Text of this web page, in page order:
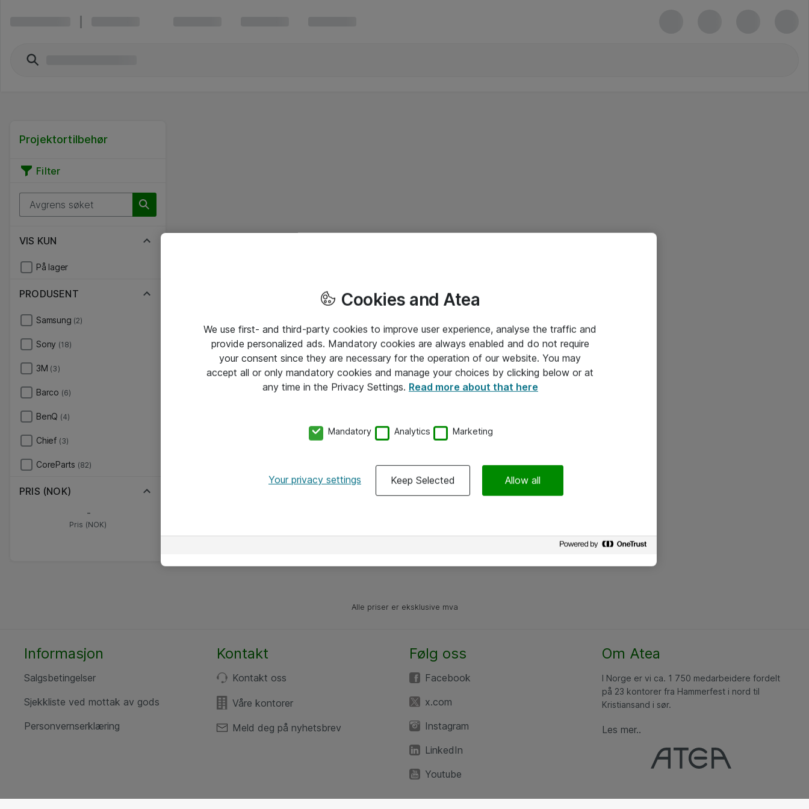
Projektortilbehør
Filter
VIS KUN
På lager
PRODUSENT
Samsung (2)
Sony (18)
3M (3)
Barco (6)
BenQ (4)
Chief (3)
CoreParts (82)
PRIS (NOK)
-
Pris (NOK)
Alle priser er eksklusive mva
Informasjon
Salgsbetingelser
Sjekkliste ved mottak av gods
Personvernserklæring
Kontakt
Kontakt oss
Våre kontorer
Meld deg på nyhetsbrev
Følg oss
Facebook
x.com
Instagram
LinkedIn
Youtube
Om Atea
I Norge er vi ca. 1 750 medarbeidere fordelt
på 23 kontorer fra Hammerfest i nord til
Kristiansand i sør.
Les mer..
Cookies and Atea
We use first- and third-party cookies to improve user experience, analyse the traffic and
provide personalized ads. Mandatory cookies are always enabled and do not require
your consent since they are necessary for the operation of our website. You may
accept all or only mandatory cookies and manage your choices by clicking below or at
any time in the Privacy Settings. Read more about that here
Mandatory Analytics Marketing
Your privacy settings Keep Selected Allow all